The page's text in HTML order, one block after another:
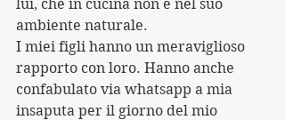
lui, che in cucina non è nel suo
ambiente naturale.
I miei figli hanno un meraviglioso
rapporto con loro. Hanno anche
confabulato via whatsapp a mia
insaputa per il giorno del mio